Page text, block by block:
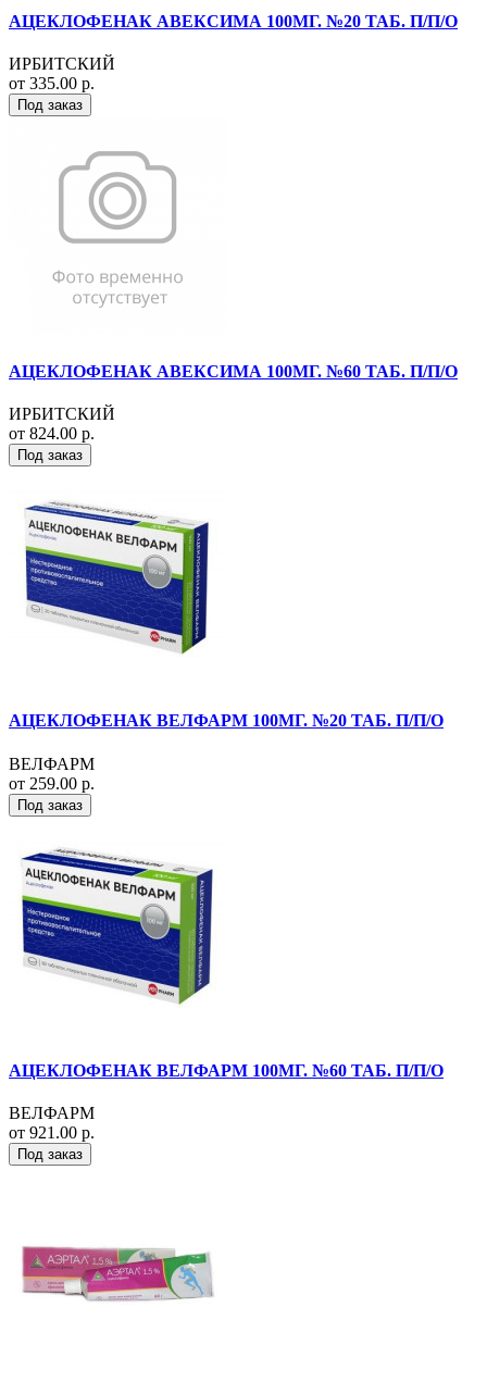
АЦЕКЛОФЕНАК АВЕКСИМА 100МГ. №20 ТАБ. П/П/О
ИРБИТСКИЙ
от 335.00 р.
Под заказ
АЦЕКЛОФЕНАК АВЕКСИМА 100МГ. №60 ТАБ. П/П/О
ИРБИТСКИЙ
от 824.00 р.
Под заказ
АЦЕКЛОФЕНАК ВЕЛФАРМ 100МГ. №20 ТАБ. П/П/О
ВЕЛФАРМ
от 259.00 р.
Под заказ
АЦЕКЛОФЕНАК ВЕЛФАРМ 100МГ. №60 ТАБ. П/П/О
ВЕЛФАРМ
от 921.00 р.
Под заказ